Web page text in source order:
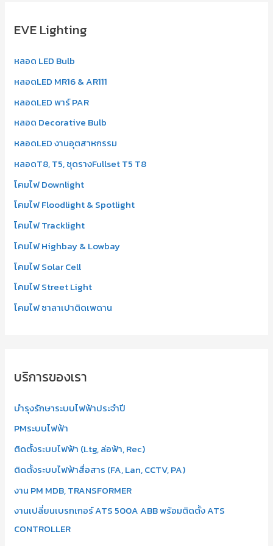
c
f
o
r
:
EVE Lighting
หลอด LED Bulb
หลอดLED MR16 & AR111
หลอดLED พาร์ PAR
หลอด Decorative Bulb
หลอดLED งานอุตสาหกรรม
หลอดT8, T5, ชุดรางFullset T5 T8
โคมไฟ Downlight
โคมไฟ Floodlight & Spotlight
โคมไฟ Tracklight
โคมไฟ Highbay & Lowbay
โคมไฟ Solar Cell
โคมไฟ Street Light
โคมไฟ ซาลาเปาติดเพดาน
บริการของเรา
บำรุงรักษาระบบไฟฟ้าประจำปี
PMระบบไฟฟ้า
ติดตั้งระบบไฟฟ้า (Ltg, ล่อฟ้า, Rec)
ติดตั้งระบบไฟฟ้าสื่อสาร (FA, Lan, CCTV, PA)
งาน PM MDB, TRANSFORMER
งานเปลี่ยนเบรกเกอร์ ATS 500A ABB พร้อมติดตั้ง ATS
CONTROLLER